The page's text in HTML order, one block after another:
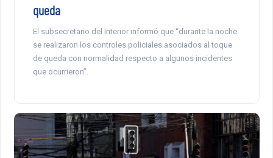
queda
El subsecretario del Interior informó que “durante la noche
se realizaron los controles policiales asociados al toque
de queda con normalidad respecto a algunos incidentes
que ocurrieron”.